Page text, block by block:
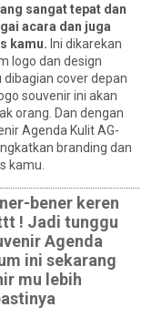
sangat tepat dan
acara dan juga
kamu. Ini dikarekan
logo dan design
cover depan
souvenir ini akan
orang. Dan dengan
Agenda Kulit AG-
branding dan
kamu.
bener keren
! Jadi tunggu
Agenda
ini sekarang
mu lebih